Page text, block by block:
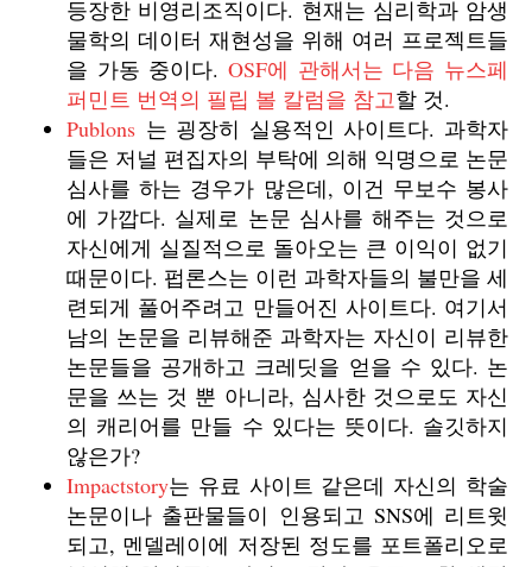
등장한 비영리조직이다. 현재는 심리학과 암생
물학의 데이터 재현성을 위해 여러 프로젝트들
을 가동 중이다. OSF에 관해서는 다음 뉴스페
퍼민트 번역의 필립 볼 칼럼을 참고할 것.
Publons 는 굉장히 실용적인 사이트다. 과학자
들은 저널 편집자의 부탁에 의해 익명으로 논문
심사를 하는 경우가 많은데, 이건 무보수 봉사
에 가깝다. 실제로 논문 심사를 해주는 것으로
자신에게 실질적으로 돌아오는 큰 이익이 없기
때문이다. 펍론스는 이런 과학자들의 불만을 세
련되게 풀어주려고 만들어진 사이트다. 여기서
남의 논문을 리뷰해준 과학자는 자신이 리뷰한
논문들을 공개하고 크레딧을 얻을 수 있다. 논
문을 쓰는 것 뿐 아니라, 심사한 것으로도 자신
의 캐리어를 만들 수 있다는 뜻이다. 솔깃하지
않은가?
Impactstory는 유료 사이트 같은데 자신의 학술
논문이나 출판물들이 인용되고 SNS에 리트윗
되고, 멘델레이에 저장된 정도를 포트폴리오로